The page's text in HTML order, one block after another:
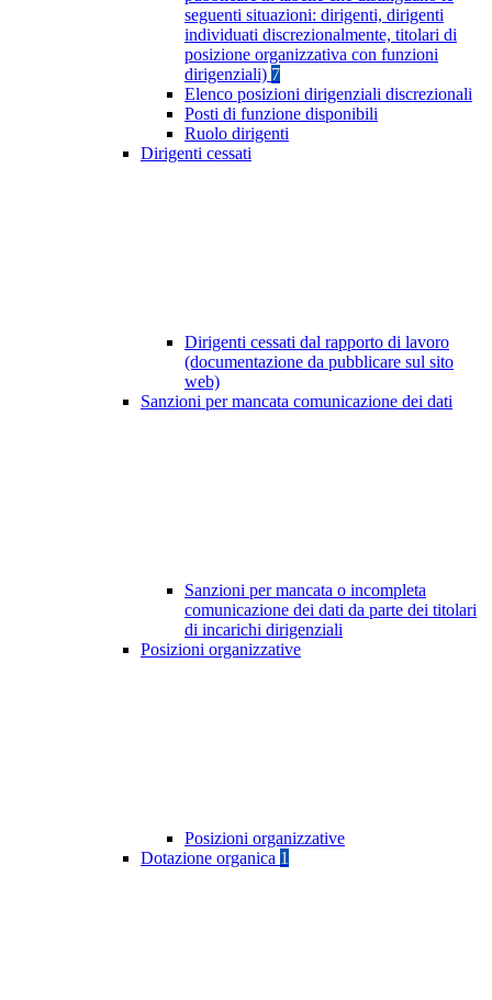
seguenti situazioni: dirigenti, dirigenti
individuati discrezionalmente, titolari di
posizione organizzativa con funzioni
dirigenziali) 7
Elenco posizioni dirigenziali discrezionali
Posti di funzione disponibili
Ruolo dirigenti
Dirigenti cessati
Dirigenti cessati dal rapporto di lavoro
(documentazione da pubblicare sul sito
web)
Sanzioni per mancata comunicazione dei dati
Sanzioni per mancata o incompleta
comunicazione dei dati da parte dei titolari
di incarichi dirigenziali
Posizioni organizzative
Posizioni organizzative
Dotazione organica 1